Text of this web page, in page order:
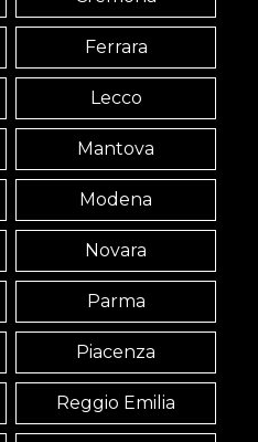
Ferrara
Lecco
Mantova
Modena
Novara
Parma
Piacenza
Reggio Emilia